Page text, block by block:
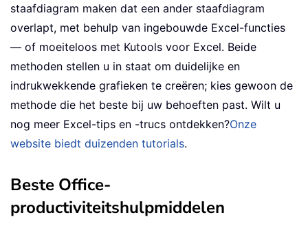
staafdiagram maken dat een ander staafdiagram
overlapt, met behulp van ingebouwde Excel-functies
— of moeiteloos met Kutools voor Excel. Beide
methoden stellen u in staat om duidelijke en
indrukwekkende grafieken te creëren; kies gewoon de
methode die het beste bij uw behoeften past. Wilt u
nog meer Excel-tips en -trucs ontdekken?Onze
website biedt duizenden tutorials.
Beste Office-
productiviteitshulpmiddelen